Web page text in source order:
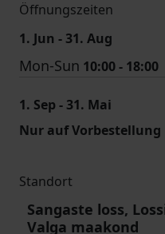
Öffnungszeiten
1. Jun - 31. Aug
Mon-Sun 10:00 - 18:00
1. Sep - 31. Mai
Nur auf Vorbestellung
Standort
Sangaste loss,
Valga maakond